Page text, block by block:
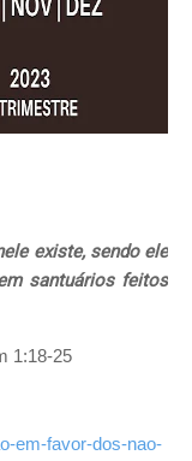
existe, sendo ele
santuários feitos
1:18-25
em-favor-dos-nao-